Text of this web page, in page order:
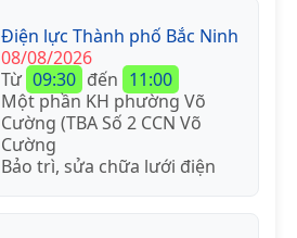
Điện lực Thành phố Bắc Ninh
08/08/2026
Từ 09:30 đến 11:00
Một phần KH phường Võ
Cường (TBA Số 2 CCN Võ
Cường
Bảo trì, sửa chữa lưới điện